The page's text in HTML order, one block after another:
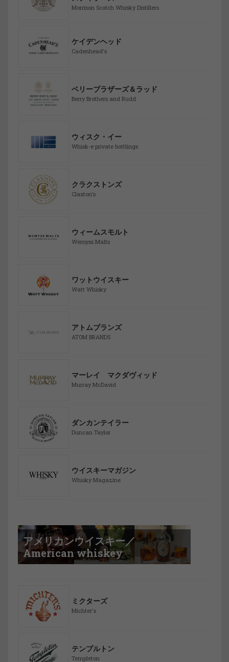
Morrison Scotch Whisky Distillers
ケイデンヘッド
Cadenhead's
ベリーブラザーズ＆ラッド
Berry Brothers and Rudd
ウィスク・イー
Whisk-e private bottlings
クラクストンズ
Claxton's
ウィームスモルト
Wemyss Malts
ワットウイスキー
Watt Whisky
アトムブランズ
ATOM BRANDS
マーレイ マクダヴィッド
Murray McDavid
ダンカンテイラー
Duncan Taylor
ウイスキーマガジン
Whisky Magazine
アメリカンウイスキー／
American whiskey
ミクターズ
Michter's
テンプルトン
Templeton